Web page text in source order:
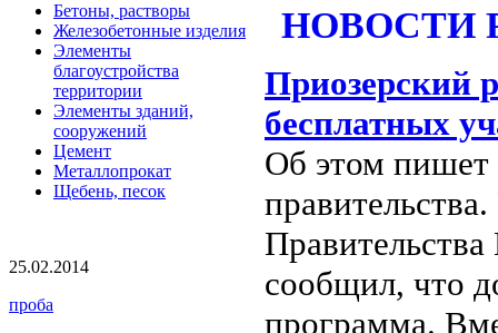
Бетоны, растворы
Железобетонные изделия
Элементы
благоустройства
территории
Элементы зданий,
сооружений
Цемент
Металлопрокат
Щебень, песок
25.02.2014
проба
НОВОСТИ
Приозерский
бесплатных
Об этом пишет
сообщил, что
программа.